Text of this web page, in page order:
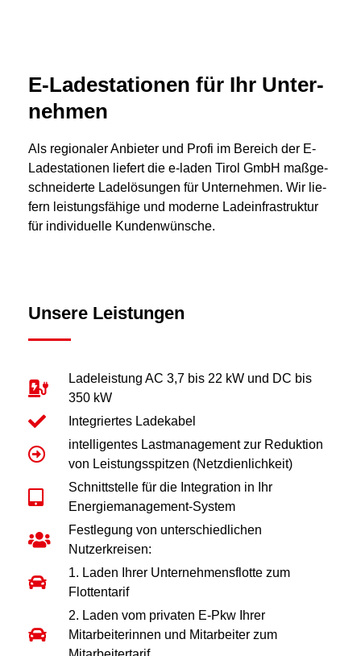
E-La­de­sta­tio­nen für Ihr Un­ter­
neh­men
Als re­gio­na­ler An­bie­ter und Pro­fi im Be­reich der E-
La­de­sta­tio­nen lie­fert die e-laden Tirol GmbH maß­ge­
schnei­der­te La­delö­sun­gen für Un­ter­neh­men. Wir lie­
fern leistungsfähige und moderne Ladeinfrastruktur
für individuelle Kundenwünsche.
Unsere Leistungen
Ladeleistung AC 3,7 bis 22 kW und DC bis
350 kW
Integriertes Ladekabel
intelligentes Lastmanagement zur Reduktion
von Leistungsspitzen (Netzdienlichkeit)
Schnittstelle für die Integration in Ihr
Energiemanagement-System
Festlegung von unterschiedlichen
Nutzerkreisen:
1. Laden Ihrer Unternehmensflotte zum
Flottentarif
2. Laden vom privaten E-Pkw Ihrer
Mitarbeiterinnen und Mitarbeiter zum